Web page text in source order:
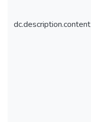
dc.description.content